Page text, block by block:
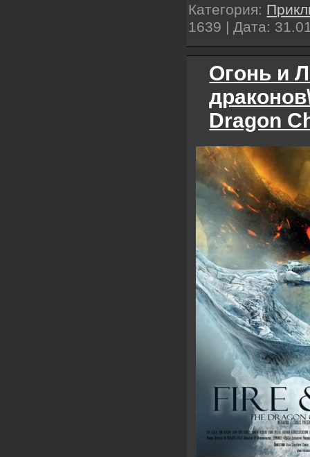
Категория:
1639 | Дата:
Огонь и
Dragon